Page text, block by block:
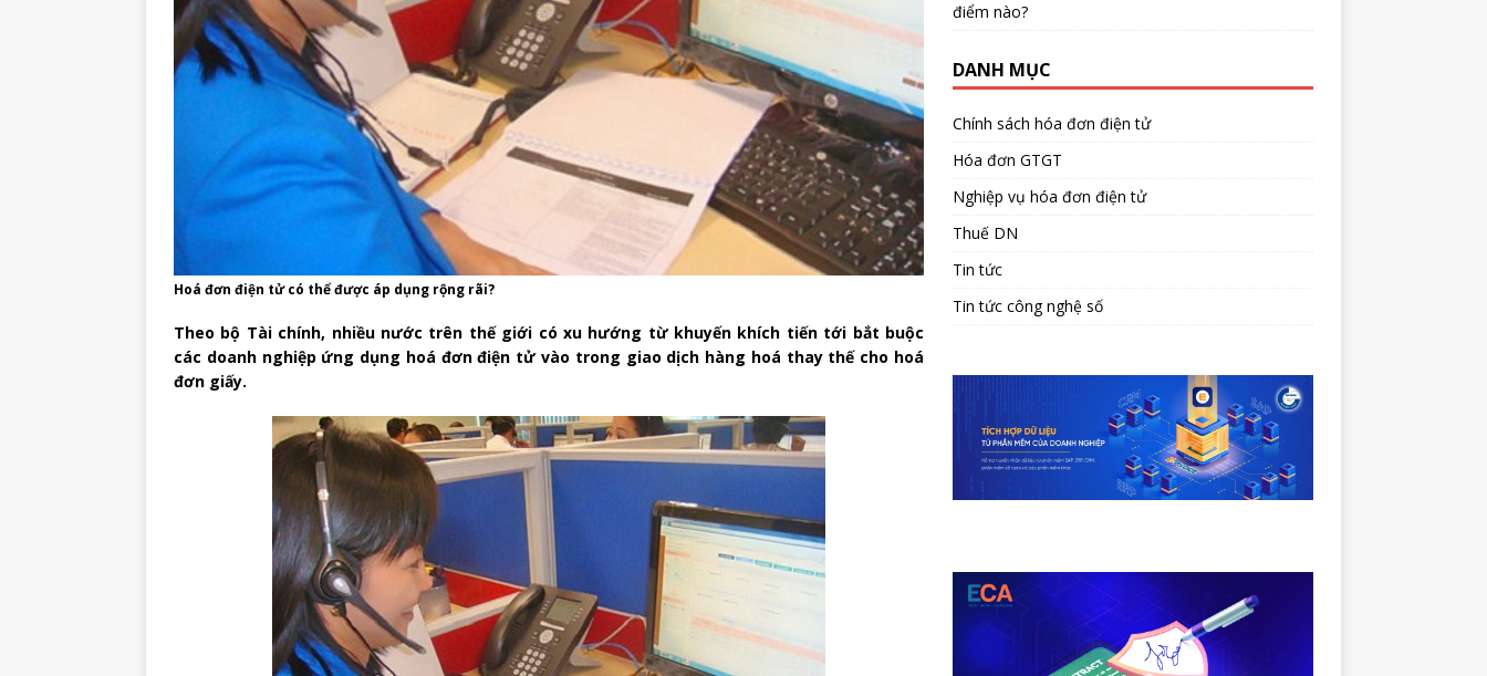
Hoá đơn điện tử có thể được áp dụng rộng rãi?
Theo bộ Tài chính, nhiều nước trên thế giới có xu hướng từ khuyến khích tiến tới bắt buộc
các doanh nghiệp ứng dụng hoá đơn điện tử vào trong giao dịch hàng hoá thay thế cho hoá
đơn giấy.
điểm nào?
DANH MỤC
Chính sách hóa đơn điện tử
Hóa đơn GTGT
Nghiệp vụ hóa đơn điện tử
Thuế DN
Tin tức
Tin tức công nghệ số